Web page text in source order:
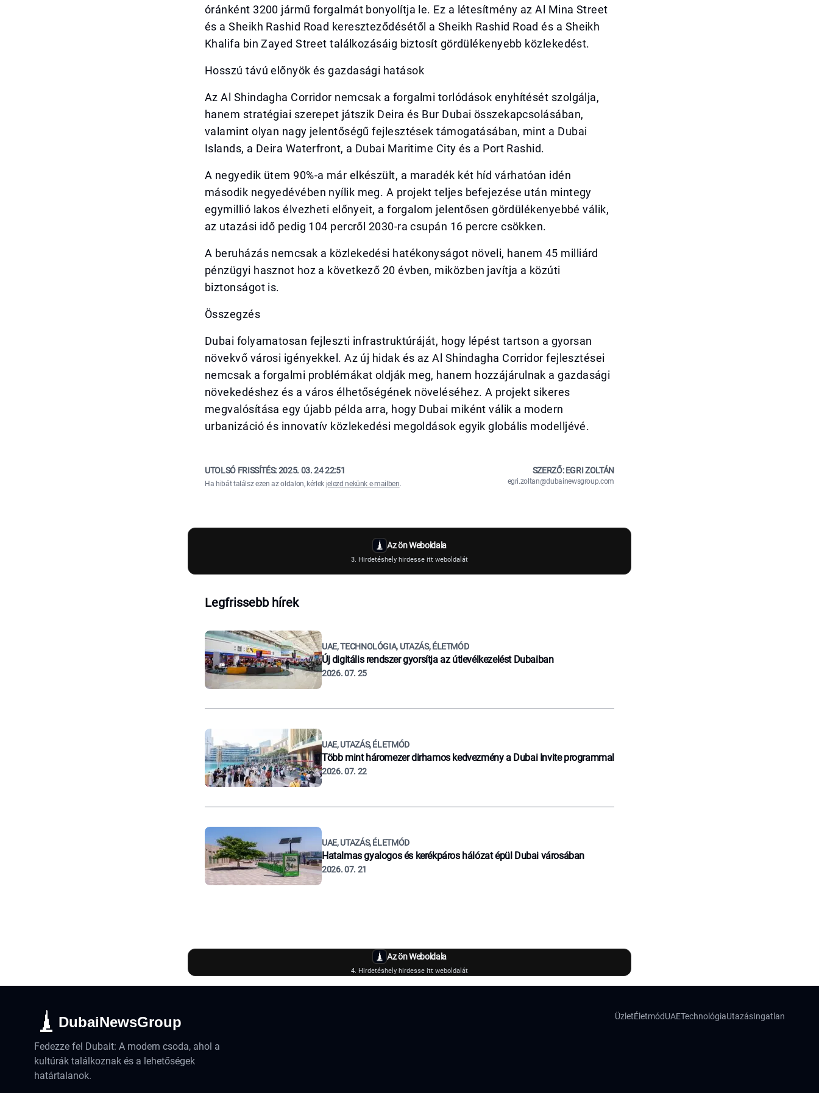
óránként 3200 jármű forgalmát bonyolítja le. Ez a létesítmény az Al Mina Street
és a Sheikh Rashid Road kereszteződésétől a Sheikh Rashid Road és a Sheikh
Khalifa bin Zayed Street találkozásáig biztosít gördülékenyebb közlekedést.
Hosszú távú előnyök és gazdasági hatások
Az Al Shindagha Corridor nemcsak a forgalmi torlódások enyhítését szolgálja,
hanem stratégiai szerepet játszik Deira és Bur Dubai összekapcsolásában,
valamint olyan nagy jelentőségű fejlesztések támogatásában, mint a Dubai
Islands, a Deira Waterfront, a Dubai Maritime City és a Port Rashid.
A negyedik ütem 90%-a már elkészült, a maradék két híd várhatóan idén
második negyedévében nyílik meg. A projekt teljes befejezése után mintegy
egymillió lakos élvezheti előnyeit, a forgalom jelentősen gördülékenyebbé válik,
az utazási idő pedig 104 percről 2030-ra csupán 16 percre csökken.
A beruházás nemcsak a közlekedési hatékonyságot növeli, hanem 45 milliárd
pénzügyi hasznot hoz a következő 20 évben, miközben javítja a közúti
biztonságot is.
Összegzés
Dubai folyamatosan fejleszti infrastruktúráját, hogy lépést tartson a gyorsan
növekvő városi igényekkel. Az új hidak és az Al Shindagha Corridor fejlesztései
nemcsak a forgalmi problémákat oldják meg, hanem hozzájárulnak a gazdasági
növekedéshez és a város élhetőségének növeléséhez. A projekt sikeres
megvalósítása egy újabb példa arra, hogy Dubai miként válik a modern
urbanizáció és innovatív közlekedési megoldások egyik globális modelljévé.
UTOLSÓ FRISSÍTÉS:2025. 03. 24 22:51
Ha hibát találsz ezen az oldalon, kérlek jelezd nekünk e-mailben.
SZERZŐ: EGRI ZOLTÁN
egri.zoltan@dubainewsgroup.com
Az ön Weboldala
3. Hirdetéshely hirdesse itt weboldalát
Legfrissebb hírek
UAE, TECHNOLÓGIA, UTAZÁS, ÉLETMÓD
Új digitális rendszer gyorsítja az útlevélkezelést Dubaiban
2026. 07. 25
UAE, UTAZÁS, ÉLETMÓD
Több mint háromezer dirhamos kedvezmény a Dubai Invite programmal
2026. 07. 22
UAE, UTAZÁS, ÉLETMÓD
Hatalmas gyalogos és kerékpáros hálózat épül Dubai városában
2026. 07. 21
Az ön Weboldala
4. Hirdetéshely hirdesse itt weboldalát
DubaiNewsGroup
Fedezze fel Dubait: A modern csoda, ahol a
kultúrák találkoznak és a lehetőségek
határtalanok.
ÜzletÉletmódUAETechnológiaUtazásIngatlan